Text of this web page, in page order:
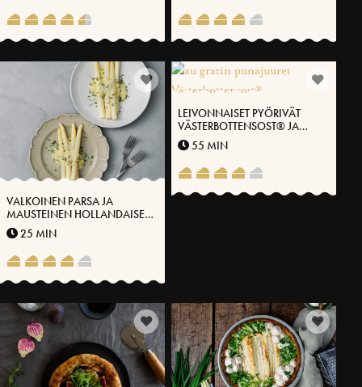
VALKOINEN PARSA JA
MAUSTEINEN HOLLANDAISE
VÄSTERBOTTENSOST-
JUUSTOLLA®
25 MIN
LEIVONNAISET PYÖRIVÄT
VÄSTERBOTTENSOST® JA
LEHTIKAALILLA
55 MIN